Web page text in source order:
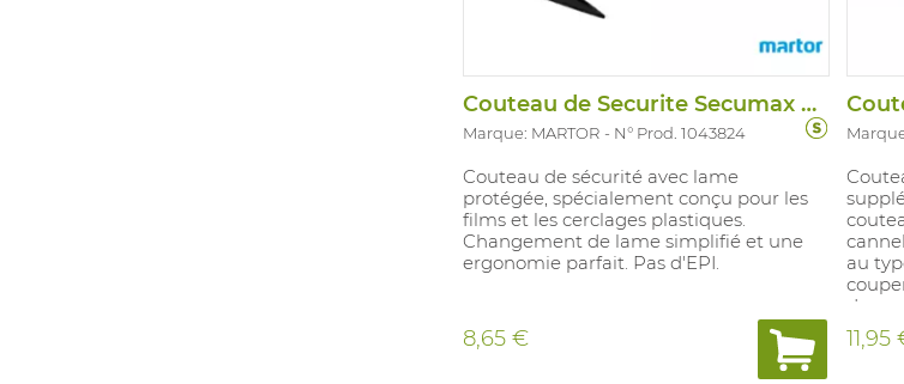
Couteau de Securite Secumax 320
Marque: MARTOR N° Prod. 1043824
Couteau de sécurité avec lame
protégée, spécialement conçu pour les
films et les cerclages plastiques.
Changement de lame simplifié et une
ergonomie parfait. Pas d'EPI.
8,65 €
au
reste
Le
11,95